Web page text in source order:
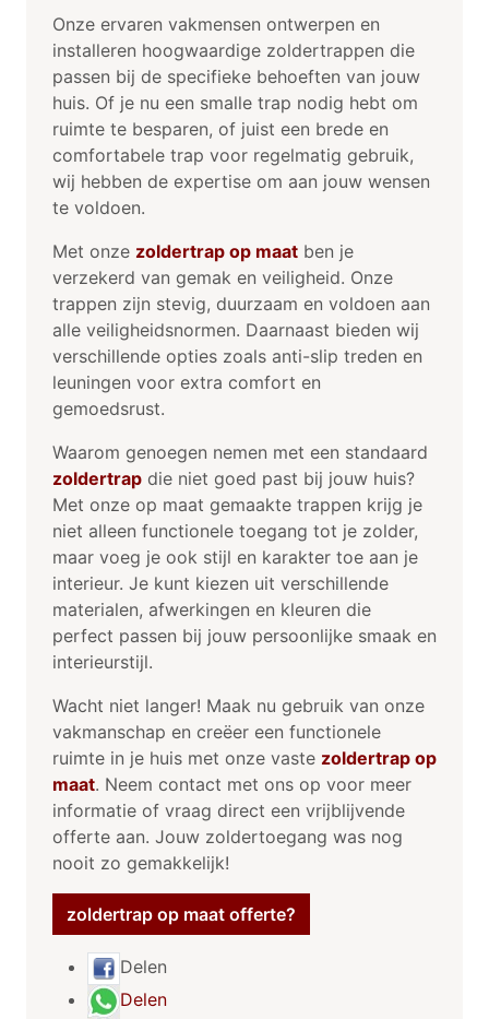
Onze ervaren vakmensen ontwerpen en
installeren hoogwaardige zoldertrappen die
passen bij de specifieke behoeften van jouw
huis. Of je nu een smalle trap nodig hebt om
ruimte te besparen, of juist een brede en
comfortabele trap voor regelmatig gebruik,
wij hebben de expertise om aan jouw wensen
te voldoen.
Met onze zoldertrap op maat ben je
verzekerd van gemak en veiligheid. Onze
trappen zijn stevig, duurzaam en voldoen aan
alle veiligheidsnormen. Daarnaast bieden wij
verschillende opties zoals anti-slip treden en
leuningen voor extra comfort en
gemoedsrust.
Waarom genoegen nemen met een standaard
zoldertrap die niet goed past bij jouw huis?
Met onze op maat gemaakte trappen krijg je
niet alleen functionele toegang tot je zolder,
maar voeg je ook stijl en karakter toe aan je
interieur. Je kunt kiezen uit verschillende
materialen, afwerkingen en kleuren die
perfect passen bij jouw persoonlijke smaak en
interieurstijl.
Wacht niet langer! Maak nu gebruik van onze
vakmanschap en creëer een functionele
ruimte in je huis met onze vaste zoldertrap op
maat. Neem contact met ons op voor meer
informatie of vraag direct een vrijblijvende
offerte aan. Jouw zoldertoegang was nog
nooit zo gemakkelijk!
zoldertrap op maat offerte?
Delen
Delen